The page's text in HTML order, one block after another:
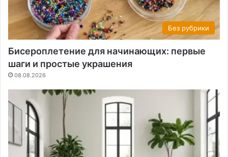
Без рубрики
Бисероплетение для начинающих: первые
шаги и простые украшения
08.08.2026